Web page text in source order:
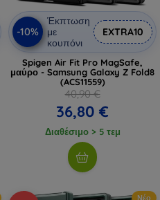
-10%
Έκπτωση
με
κουπόνι
EXTRA10
Spigen Air Fit Pro MagSafe,
μαύρο - Samsung Galaxy Z Fold8
(ACS11559)
40,90 €
36,80 €
Διαθέσιμο > 5 τεμ
Νέο